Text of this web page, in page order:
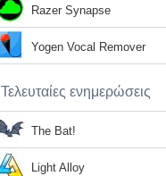
Razer Synapse
Yogen Vocal Remover
Τελευταίες ενημερώσεις
The Bat!
Light Alloy